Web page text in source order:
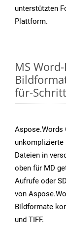
unterstützten
Plattform.
MS
für-
Aspose.Words
unkomplizierte
Dateien in
oben für MD
Aufrufe oder
von
Bildformate
und TIFF.